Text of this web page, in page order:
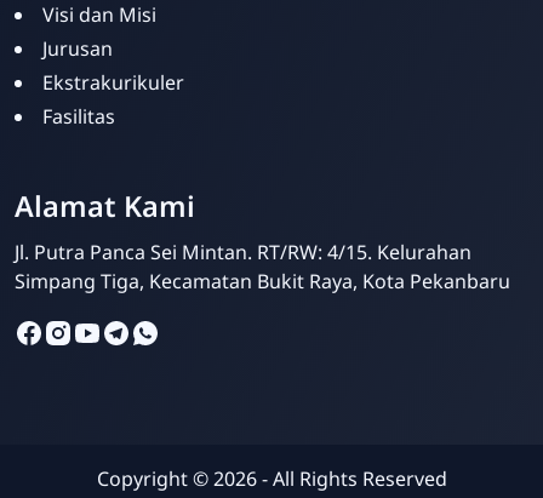
Visi dan Misi
Jurusan
Ekstrakurikuler
Fasilitas
Alamat Kami
Jl. Putra Panca Sei Mintan. RT/RW: 4/15. Kelurahan
Simpang Tiga, Kecamatan Bukit Raya, Kota Pekanbaru
Copyright ©2026- All Rights Reserved